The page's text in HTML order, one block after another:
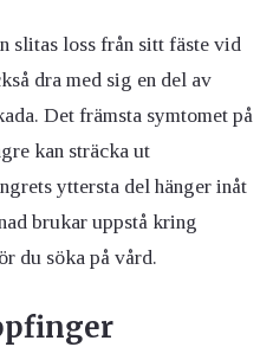
slitas loss från sitt fäste vid
dra med sig en del av
Det främsta symtomet på
kan sträcka ut
yttersta del hänger inåt
brukar uppstå kring
du söka på vård.